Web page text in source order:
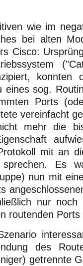
wie im
bei alten
Cisco:
konnten
eines sog.
Ports
vereinfacht
mehr die
mit an
sprechen. Es
nun mit
nur
routenden
des
getrennte